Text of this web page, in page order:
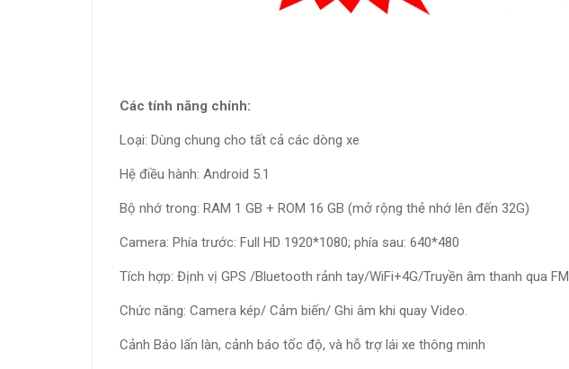
Các tính năng chính:
Loại: Dùng chung cho tất cả các dòng xe
Hệ điều hành: Android 5.1
Bộ nhớ trong: RAM 1 GB + ROM 16 GB (mở rộng thẻ nhớ lên đến 32G)
Camera: Phía trước: Full HD 1920*1080; phía sau: 640*480
Tích hợp: Định vị GPS /Bluetooth rảnh tay/WiFi+4G/Truyền âm thanh qua FM
Chức năng: Camera kép/ Cảm biến/ Ghi âm khi quay Video.
Cảnh Báo lấn làn, cảnh báo tốc độ, và hỗ trợ lái xe thông minh